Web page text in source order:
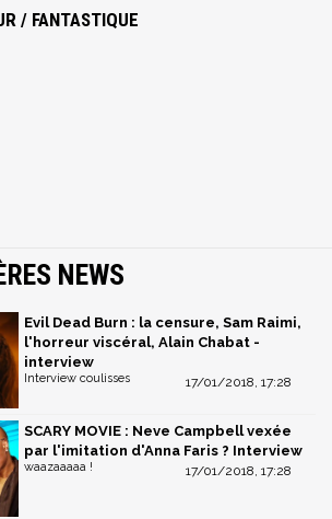
/ FANTASTIQUE
NEWS
Evil Dead Burn : la censure, Sam Raimi,
l'horreur viscéral, Alain Chabat -
interview
17/01/2018, 17:28
Interview coulisses
SCARY MOVIE : Neve Campbell vexée
par l'imitation d'Anna Faris ? Interview
17/01/2018, 17:28
waazaaaaa !